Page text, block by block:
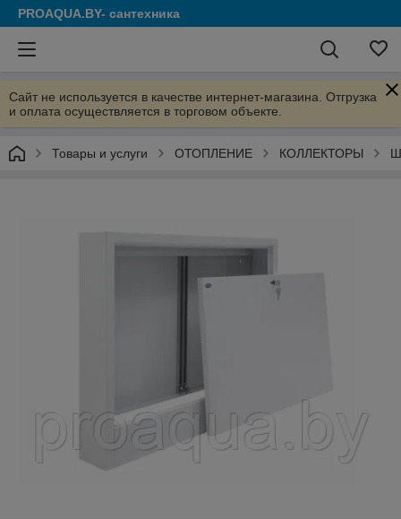
PROAQUA.BY- сантехника
Сайт не используется в качестве интернет-магазина. Отгрузка
и оплата осуществляется в торговом объекте.
Товары и услуги ОТОПЛЕНИЕ КОЛЛЕКТОРЫ